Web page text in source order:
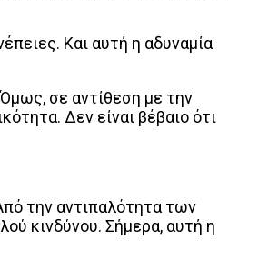
Και αυτή η αδυναμία
σε αντίθεση με την
Δεν είναι βέβαιο ότι
την αντιπαλότητα των
κινδύνου. Σήμερα, αυτή η